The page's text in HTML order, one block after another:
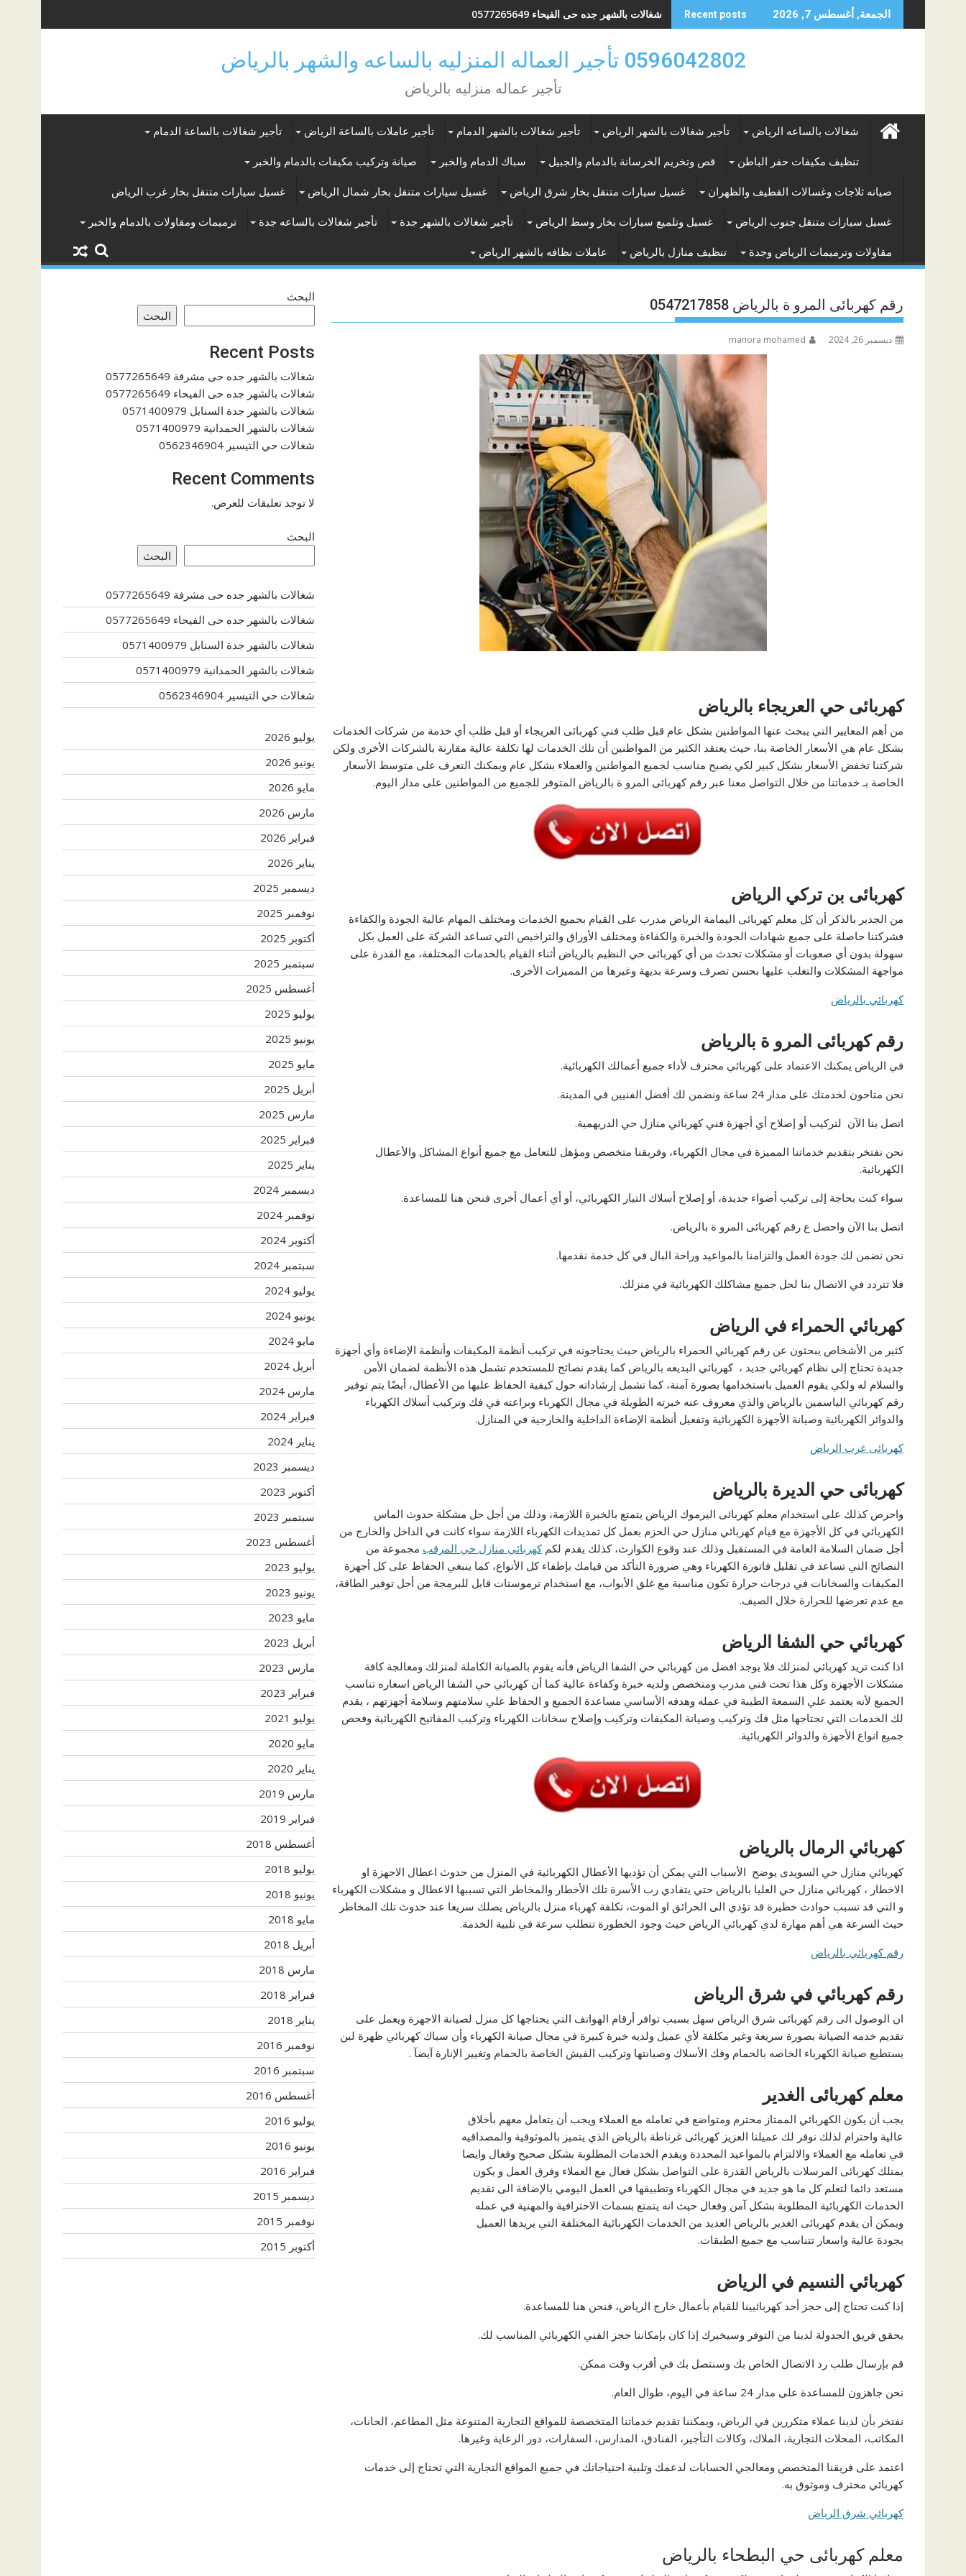
to
الجمعة, أغسطس 7, 2026 Recent posts شغالات بالشهر جده حى الفيحاء 0577265649
0596042802 تأجير العماله المنزليه بالساعه والشهر بالرياض
تأجير عماله منزليه بالرياض
شغالات بالساعه الرياض تأجير شغالات بالشهر الرياض تأجير شغالات بالشهر الدمام تأجير عاملات بالساعة الرياض تأجير شغالات بالساعة الدمام
تنظيف مكيفات حفر الباطن قص وتخريم الخرسانة بالدمام والجبيل سباك الدمام والخبر صيانة وتركيب مكيفات بالدمام والخبر
صيانه ثلاجات وغسالات القطيف والظهران غسيل سيارات متنقل بخار شرق الرياض غسيل سيارات متنقل بخار شمال الرياض غسيل سيارات متنقل بخار غرب الرياض
غسيل سيارات متنقل جنوب الرياض غسيل وتلميع سيارات بخار وسط الرياض تأجير شغالات بالشهر جدة تأجير شغالات بالساعه جدة ترميمات ومقاولات بالدمام والخبر
مقاولات وترميمات الرياض وجدة تنظيف منازل بالرياض عاملات نظافه بالشهر الرياض
رقم كهربائى المرو ة بالرياض 0547217858
ديسمبر 26, 2024 manora mohamed
كهربائى حي العريجاء بالرياض
من أهم المعايير التي يبحث عنها المواطنين بشكل عام قبل طلب فني كهربائى العريجاء أو قبل طلب أي خدمة من شركات الخدمات
بشكل عام هي الأسعار الخاصة بنا، حيث يعتقد الكثير من المواطنين أن تلك الخدمات لها تكلفة عالية مقارنة بالشركات الأخرى ولكن
شركتنا تخفض الأسعار بشكل كبير لكي يصبح مناسب لجميع المواطنين والعملاء بشكل عام ويمكنك التعرف على متوسط الأسعار
الخاصة بـ خدماتنا من خلال التواصل معنا عبر رقم كهربائى المرو ة بالرياض المتوفر للجميع من المواطنين على مدار اليوم.
كهربائى بن تركي الرياض
من الجدير بالذكر أن كل معلم كهربائى اليمامة الرياض مدرب على القيام بجميع الخدمات ومختلف المهام عالية الجودة والكفاءة
فشركتنا حاصلة على جميع شهادات الجودة والخبرة والكفاءة ومختلف الأوراق والتراخيص التي تساعد الشركة على العمل بكل
سهولة بدون أي صعوبات أو مشكلات تحدث من أي كهربائى حي النظيم بالرياض أثناء القيام بالخدمات المختلفة، مع القدرة على
مواجهة المشكلات والتغلب عليها بحسن تصرف وسرعة بديهة وغيرها من المميزات الأخرى.
كهربائي بالرياض
رقم كهربائى المرو ة بالرياض
في الرياض يمكنك الاعتماد على كهربائي محترف لأداء جميع أعمالك الكهربائية.
نحن متاحون لخدمتك على مدار 24 ساعة ونضمن لك أفضل الفنيين في المدينة.
اتصل بنا الآن لتركيب أو إصلاح أي أجهزة فني كهربائي منازل حي الدريهمية.
نحن نفتخر بتقديم خدماتنا المميزة في مجال الكهرباء، وفريقنا متخصص ومؤهل للتعامل مع جميع أنواع المشاكل والأعطال
الكهربائية.
سواء كنت بحاجة إلى تركيب أضواء جديدة، أو إصلاح أسلاك التيار الكهربائي، أو أي أعمال أخرى فنحن هنا للمساعدة.
اتصل بنا الآن واحصل ع رقم كهربائى المرو ة بالرياض.
نحن نضمن لك جودة العمل والتزامنا بالمواعيد وراحة البال في كل خدمة نقدمها.
فلا تتردد في الاتصال بنا لحل جميع مشاكلك الكهربائية في منزلك.
كهربائي الحمراء في الرياض
كثير من الأشخاص يبحثون عن رقم كهربائي الحمراء بالرياض حيث يحتاجونه في تركيب أنظمة المكيفات وأنظمة الإضاءة وأي أجهزة
جديدة تحتاج إلى نظام كهربائي جديد ، كهربائي البديعه بالرياض كما يقدم نصائح للمستخدم تشمل هذه الأنظمة لضمان الأمن
والسلام له ولكي يقوم العميل باستخدامها بصورة آمنة، كما تشمل إرشاداته حول كيفية الحفاظ عليها من الأعطال، أيضًا يتم توفير
رقم كهربائي الياسمين بالرياض والذي معروف عنه خبرته الطويلة في مجال الكهرباء وبراعته في فك وتركيب أسلاك الكهرباء
والدوائر الكهربائية وصيانة الأجهزة الكهربائية وتفعيل أنظمة الإضاءة الداخلية والخارجية في المنازل.
كهربائى غرب الرياض
كهربائى حي الديرة بالرياض
واحرص كذلك على استخدام معلم كهربائى اليرموك الرياض يتمتع بالخبرة اللازمة، وذلك من أجل حل مشكلة حدوث الماس
الكهربائي في كل الأجهزة مع قيام كهربائي منازل حي الحزم بعمل كل تمديدات الكهرباء اللازمة سواء كانت في الداخل والخارج من
أجل ضمان السلامة العامة في المستقبل وذلك عند وقوع الكوارث، كذلك يقدم لكمكهربائي منازل حي المرقب مجموعة من
النصائح التي تساعد في تقليل فاتورة الكهرباء وهي ضرورة التأكد من قيامك بإطفاء كل الأنواع، كما ينبغي الحفاظ على كل أجهزة
المكيفات والسخانات في درجات حرارة تكون مناسبة مع غلق الأبواب، مع استخدام ترموستات قابل للبرمجة من أجل توفير الطاقة،
مع عدم تعرضها للحرارة خلال الصيف.
كهربائي حي الشفا الرياض
اذا كنت تريد كهربائي لمنزلك فلا يوجد افضل من كهربائي حي الشفا الرياض فأنه يقوم بالصيانة الكاملة لمنزلك ومعالجة كافة
مشكلات الأجهزة وكل هذا تحت فني مدرب ومتخصص ولديه خبرة وكفاءة عالية كما أن كهربائي حي الشفا الرياض اسعاره تناسب
الجميع لأنه يعتمد علي السمعة الطيبة في عمله وهدفه الأساسي مساعدة الجميع و الحفاظ علي سلامتهم وسلامة أجهزتهم ، يقدم
لك الخدمات التي تحتاجها مثل فك وتركيب وصيانة المكيفات وتركيب وإصلاح سخانات الكهرباء وتركيب المفاتيح الكهربائية وفحص
جميع انواع الأجهزة والدوائر الكهربائية.
كهربائي الرمال بالرياض
كهربائي منازل حي السويدى يوضح الأسباب التي يمكن أن تؤديها الأعطال الكهربائية في المنزل من حدوث اعطال الاجهزة او
الاخطار ، كهربائي منازل حي العليا بالرياض حتي يتفادي رب الأسرة تلك الأخطار والمخاطر التي تسببها الاعطال و مشكلات الكهرباء
و التي قد تسبب حوادث خطيرة قد تؤدي الى الحرائق او الموت، تكلفة كهرباء منزل بالرياض يصلك سريعا عند حدوث تلك المخاطر
حيث السرعة هي أهم مهارة لدي كهربائي الرياض حيث وجود الخطورة تتطلب سرعة في تلبية الخدمة.
رقم كهربائي بالرياض
رقم كهربائي في شرق الرياض
ان الوصول الى رقم كهربائى شرق الرياض سهل بسبب توافر أرقام الهواتف التي يحتاجها كل منزل لصيانة الاجهزة ويعمل على
تقديم خدمه الصيانة بصورة سريعة وغير مكلفة لأي عميل ولديه خبرة كبيرة في مجال صيانة الكهرباء وأن سباك كهربائي ظهرة لبن
يستطيع صيانة الكهرباء الخاصه بالحمام وفك الأسلاك وصيانتها وتركيب الفيش الخاصة بالحمام وتغيير الإنارة آيضآ .
معلم كهربائى الغدير
يجب أن يكون الكهربائي الممتاز محترم ومتواضع في تعامله مع العملاء ويجب أن يتعامل معهم بأخلاق
عالية واحترام لذلك نوفر لك عميلنا العزيز كهربائى غرناطة بالرياض الذي يتميز بالموثوقية والمصداقيه
في تعامله مع العملاء والالتزام بالمواعيد المحددة ويقدم الخدمات المطلوبة بشكل صحيح وفعال وايضا
يمتلك كهربائى المرسلات بالرياض القدرة على التواصل بشكل فعال مع العملاء وفرق العمل و يكون
مستعد دائما لتعلم كل ما هو جديد في مجال الكهرباء وتطبيقها في العمل اليومي بالإضافة الى تقديم
الخدمات الكهربائية المطلوبة بشكل آمن وفعال حيث انه يتمتع بسمات الاحترافية والمهنية في عمله
ويمكن أن يقدم كهربائى الغدير بالرياض العديد من الخدمات الكهربائية المختلفة التي يريدها العميل
بجودة عالية واسعار تتناسب مع جميع الطبقات.
كهربائي النسيم في الرياض
إذا كنت تحتاج إلى حجز أحد كهربائيينا للقيام بأعمال خارج الرياض، فنحن هنا للمساعدة.
يحقق فريق الجدولة لدينا من التوفر وسيخبرك إذا كان بإمكاننا حجز الفني الكهربائي المناسب لك.
قم بإرسال طلب رد الاتصال الخاص بك وسنتصل بك في أقرب وقت ممكن.
نحن جاهزون للمساعدة على مدار 24 ساعة في اليوم، طوال العام.
نفتخر بأن لدينا عملاء متكررين في الرياض، ويمكننا تقديم خدماتنا المتخصصة للمواقع التجارية المتنوعة مثل المطاعم، الحانات،
المكاتب، المحلات التجارية، الملاك، وكالات التأجير، الفنادق، المدارس، السفارات، دور الرعاية وغيرها.
اعتمد على فريقنا المتخصص ومعالجي الحسابات لدعمك وتلبية احتياجاتك في جميع المواقع التجارية التي تحتاج إلى خدمات
كهربائي محترف وموثوق به.
كهربائي شرق الرياض
معلم كهربائى حي البطحاء بالرياض
البحث
البحث
Recent Posts
شغالات بالشهر جده حى مشرفة 0577265649
شغالات بالشهر جده حى الفيحاء 0577265649
شغالات بالشهر جدة السنابل 0571400979
شغالات بالشهر الحمدانية 0571400979
شغالات حي التيسير 0562346904
Recent Comments
لا توجد تعليقات للعرض.
البحث
البحث
شغالات بالشهر جده حى مشرفة 0577265649
شغالات بالشهر جده حى الفيحاء 0577265649
شغالات بالشهر جدة السنابل 0571400979
شغالات بالشهر الحمدانية 0571400979
شغالات حي التيسير 0562346904
يوليو 2026
يونيو 2026
مايو 2026
مارس 2026
فبراير 2026
يناير 2026
ديسمبر 2025
نوفمبر 2025
أكتوبر 2025
سبتمبر 2025
أغسطس 2025
يوليو 2025
يونيو 2025
مايو 2025
أبريل 2025
مارس 2025
فبراير 2025
يناير 2025
ديسمبر 2024
نوفمبر 2024
أكتوبر 2024
سبتمبر 2024
يوليو 2024
يونيو 2024
مايو 2024
أبريل 2024
مارس 2024
فبراير 2024
يناير 2024
ديسمبر 2023
أكتوبر 2023
سبتمبر 2023
أغسطس 2023
يوليو 2023
يونيو 2023
مايو 2023
أبريل 2023
مارس 2023
فبراير 2023
يوليو 2021
مايو 2020
يناير 2020
مارس 2019
فبراير 2019
أغسطس 2018
يوليو 2018
يونيو 2018
مايو 2018
أبريل 2018
مارس 2018
فبراير 2018
يناير 2018
نوفمبر 2016
سبتمبر 2016
أغسطس 2016
يوليو 2016
يونيو 2016
فبراير 2016
ديسمبر 2015
نوفمبر 2015
أكتوبر 2015